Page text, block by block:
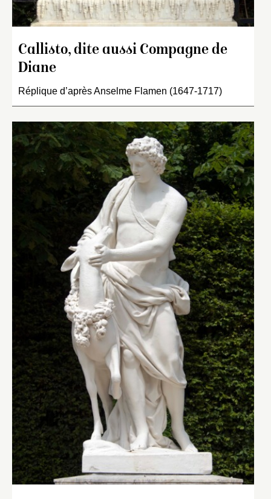
Callisto, dite aussi Compagne de
Diane
Réplique d’après Anselme Flamen (1647-1717)